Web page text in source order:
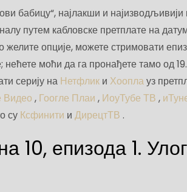
бабицу“, најлакши и најизводљивији
путем кабловске претплате на
желите опције, можете стримовати
нећете моћи да га пронађете тамо од 19.
серију на Нетфлик иХооплауз
Видео , Гоогле Плаи , ИоуТубе ТВ ,
су Ксфинити иДирецтТВ .
10, епизода 1.